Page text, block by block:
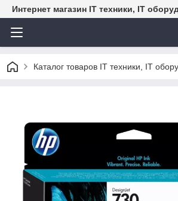
Интернет магазин IT техники, IT
Каталог товаров IT техники, IT